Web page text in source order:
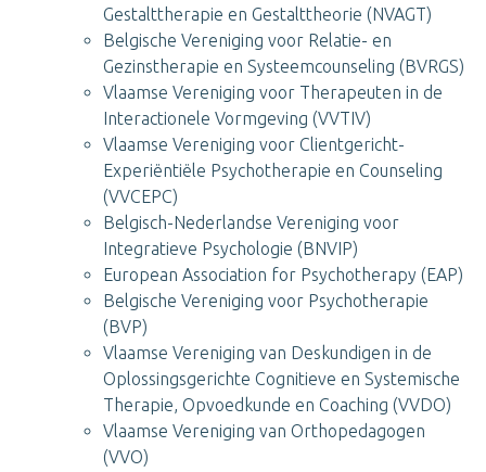
Gestalttherapie en Gestalttheorie (NVAGT)
Belgische Vereniging voor Relatie- en
Gezinstherapie en Systeemcounseling (BVRGS)
Vlaamse Vereniging voor Therapeuten in de
Interactionele Vormgeving (VVTIV)
Vlaamse Vereniging voor Clientgericht-
Experiëntiële Psychotherapie en Counseling
(VVCEPC)
Belgisch-Nederlandse Vereniging voor
Integratieve Psychologie (BNVIP)
European Association for Psychotherapy (EAP)
Belgische Vereniging voor Psychotherapie
(BVP)
Vlaamse Vereniging van Deskundigen in de
Oplossingsgerichte Cognitieve en Systemische
Therapie, Opvoedkunde en Coaching (VVDO)
Vlaamse Vereniging van Orthopedagogen
(VVO)